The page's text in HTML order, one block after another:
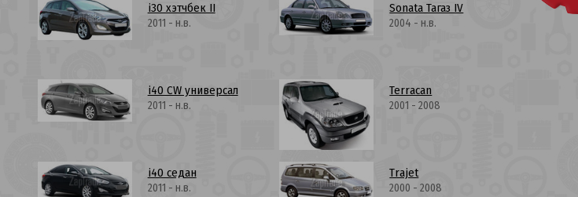
i30 хэтчбек II
2011 - н.в.
i40 CW универсал
2011 - н.в.
i40 седан
2011 - н.в.
Sonata Тагаз IV
2004 - н.в.
Terracan
2001 - 2008
Trajet
2000 - 2008